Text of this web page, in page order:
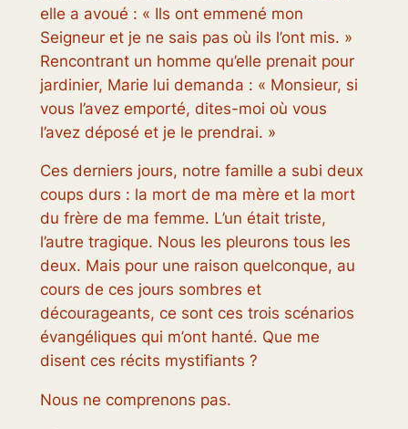
elle a avoué : « Ils ont emmené mon
Seigneur et je ne sais pas où ils l’ont mis. »
Rencontrant un homme qu’elle prenait pour
jardinier, Marie lui demanda : « Monsieur, si
vous l’avez emporté, dites-moi où vous
l’avez déposé et je le prendrai. »
Ces derniers jours, notre famille a subi deux
coups durs : la mort de ma mère et la mort
du frère de ma femme. L’un était triste,
l’autre tragique. Nous les pleurons tous les
deux. Mais pour une raison quelconque, au
cours de ces jours sombres et
décourageants, ce sont ces trois scénarios
évangéliques qui m’ont hanté. Que me
disent ces récits mystifiants ?
Nous ne comprenons pas.